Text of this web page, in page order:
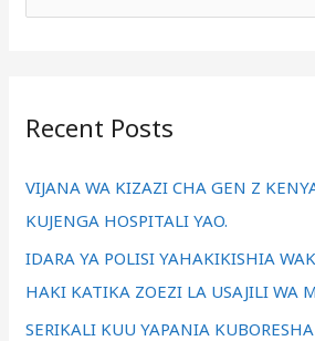
c
f
o
r
:
Recent Posts
VIJANA WA KIZAZI CHA GEN Z
KUJENGA HOSPITALI YAO.
IDARA YA POLISI YAHAKIKISHIA
HAKI KATIKA ZOEZI LA USAJILI WA
SERIKALI KUU YAPANIA